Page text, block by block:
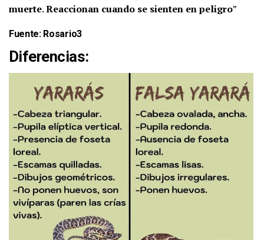
muerte. Reaccionan cuando se sienten en peligro”
Fuente: Rosario3
Diferencias: